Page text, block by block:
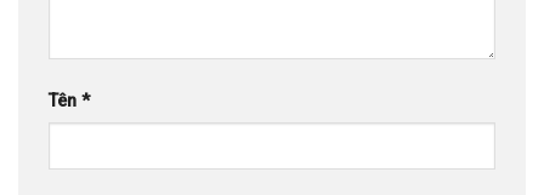
Tên *